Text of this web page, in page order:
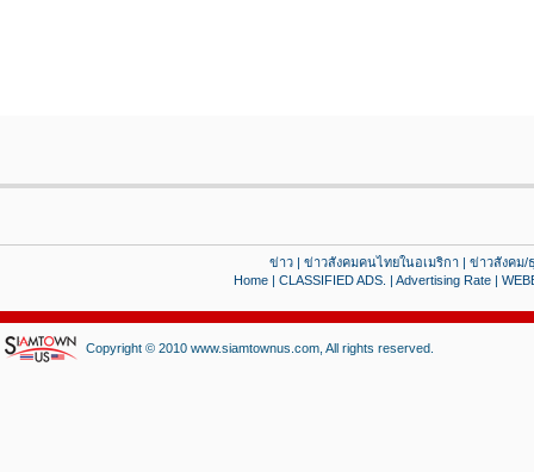
ข่าว| ข่าวสังคมคนไทยในอเมริกา| ข่าวสังคม/
Home| CLASSIFIED ADS. | Advertising Rate|
Copyright © 2010 www.siamtownus.com, All rights reserved.